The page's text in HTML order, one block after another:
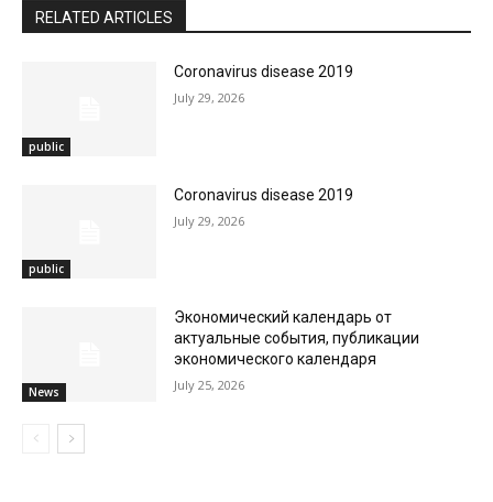
RELATED ARTICLES
public
Coronavirus disease 2019
July 29, 2026
public
Coronavirus disease 2019
July 29, 2026
News
Экономический календарь от
актуальные события, публикации
экономического календаря
July 25, 2026